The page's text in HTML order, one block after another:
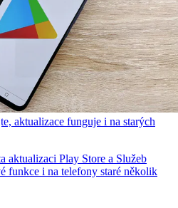
aktualizace funguje i na starých
aktualizaci Play Store a Služeb
funkce i na telefony staré několik